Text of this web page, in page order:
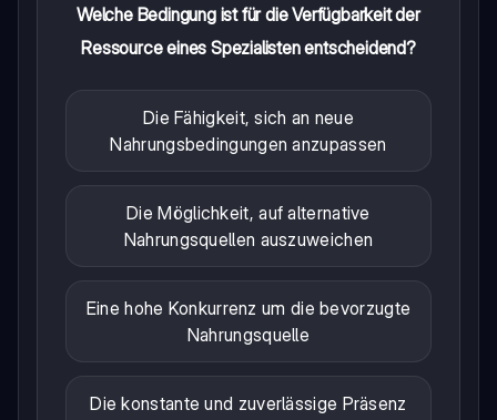
Welche Bedingung ist für die Verfügbarkeit der
Ressource eines Spezialisten entscheidend?
Die Fähigkeit, sich an neue
Nahrungsbedingungen anzupassen
Die Möglichkeit, auf alternative
Nahrungsquellen auszuweichen
Eine hohe Konkurrenz um die bevorzugte
Nahrungsquelle
Die konstante und zuverlässige Präsenz